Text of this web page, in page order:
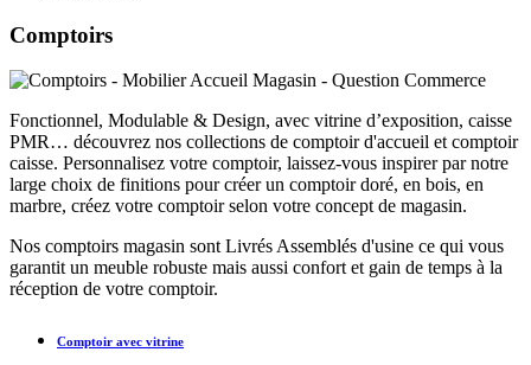
Comptoirs
Fonctionnel, Modulable & Design, avec vitrine d’exposition, caisse
PMR… découvrez nos collections de comptoir d'accueil et comptoir
caisse. Personnalisez votre comptoir, laissez-vous inspirer par notre
large choix de finitions pour créer un comptoir doré, en bois, en
marbre, créez votre comptoir selon votre concept de magasin.
Nos comptoirs magasin sont Livrés Assemblés d'usine ce qui vous
garantit un meuble robuste mais aussi confort et gain de temps à la
réception de votre comptoir.
Comptoir avec vitrine